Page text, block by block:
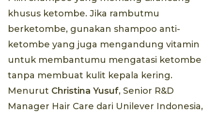
khusus ketombe. Jika rambutmu
berketombe, gunakan shampoo anti-
ketombe yang juga mengandung vitamin
untuk membantumu mengatasi ketombe
tanpa membuat kulit kepala kering.
Menurut Christina Yusuf, Senior R&D
Manager Hair Care dari Unilever Indonesia,